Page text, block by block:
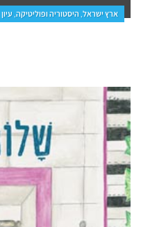
ארץ ישראל, היסטוריה ופוליטיקה, עיון